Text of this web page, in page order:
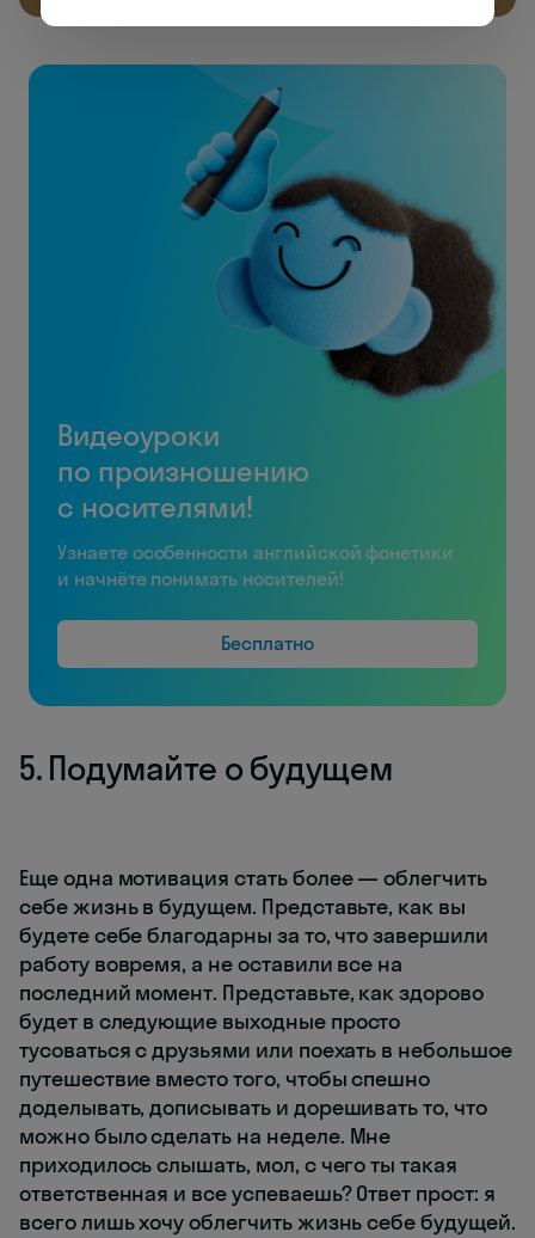
Видеоуроки
по произношению
с носителями!
Узнаете особенности английской фонетики
и начнёте понимать носителей!
Бесплатно
5. Подумайте о будущем
Еще одна мотивация стать более — облегчить
себе жизнь в будущем. Представьте, как вы
будете себе благодарны за то, что завершили
работу вовремя, а не оставили все на
последний момент. Представьте, как здорово
будет в следующие выходные просто
тусоваться с друзьями или поехать в небольшое
путешествие вместо того, чтобы спешно
доделывать, дописывать и дорешивать то, что
можно было сделать на неделе. Мне
приходилось слышать, мол, с чего ты такая
ответственная и все успеваешь? Ответ прост: я
всего лишь хочу облегчить жизнь себе будущей.